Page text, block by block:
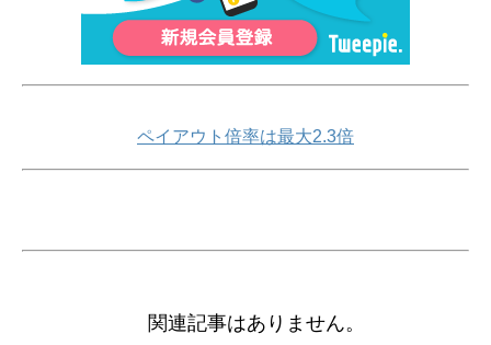
ペイアウト倍率は最大2.3倍
関連記事はありません。